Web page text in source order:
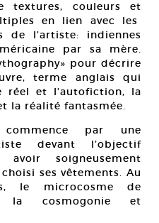
couleurs et
en lien avec les
de l’artiste: indiennes
par sa mère.
pour décrire
terme anglais qui
et l’autofiction, la
la réalité fantasmée.
par une
devant l’objectif
avoir soigneusement
ses vêtements. Au
le microcosme de
la cosmogonie et